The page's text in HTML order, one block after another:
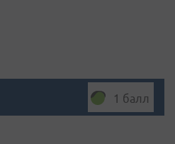
1 балл